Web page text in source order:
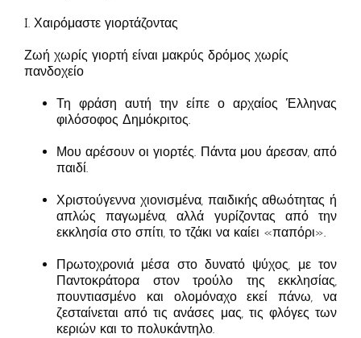
I. Χαιρόμαστε γιορτάζοντας
Ζωή χωρίς γιορτή είναι μακρύς δρόμος χωρίς
πανδοχείο
Τη φράση αυτή την είπε ο αρχαίος Έλληνας
φιλόσοφος Δημόκριτος.
Μου αρέσουν οι γιορτές. Πάντα μου άρεσαν, από
παιδί.
Χριστούγεννα χιονισμένα, παιδικής αθωότητας ή
απλώς παγωμένα, αλλά γυρίζοντας από την
εκκλησία στο σπίτι, το τζάκι να καίει «παπόρι».
Πρωτοχρονιά μέσα στο δυνατό ψύχος, με τον
Παντοκράτορα στον τρούλο της εκκλησίας,
πουντιασμένο και ολομόναχο εκεί πάνω, να
ζεσταίνεται από τις ανάσες μας, τις φλόγες των
κεριών και το πολυκάντηλο.